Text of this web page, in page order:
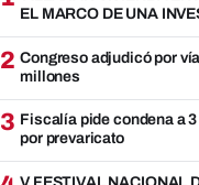
EL MARCO DE UNA
2 Congreso adjudicó por
millones
3 Fiscalía pide condena a
por prevaricato